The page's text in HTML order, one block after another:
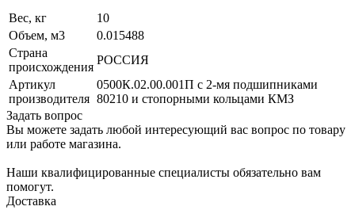
Вес, кг
10
Объем, м3
0.015488
Страна
происхождения
РОССИЯ
Артикул
производителя
0500К.02.00.001П с 2-мя подшипниками
80210 и стопорными кольцами КМЗ
Задать вопрос
Вы можете задать любой интересующий вас вопрос по товару
или работе магазина.
Наши квалифицированные специалисты обязательно вам
помогут.
Доставка